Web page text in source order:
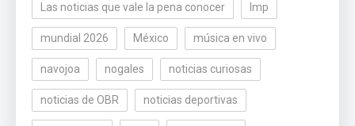
Las noticias que vale la pena conocer lmp
mundial 2026 México música en vivo
navojoa nogales noticias curiosas
noticias de OBR noticias deportivas